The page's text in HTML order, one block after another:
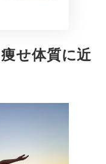
せ体質に近